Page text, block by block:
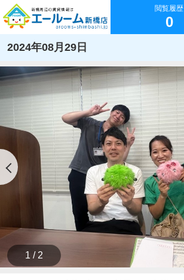
閲覧履歴
0
2024年08月29日
1 / 2